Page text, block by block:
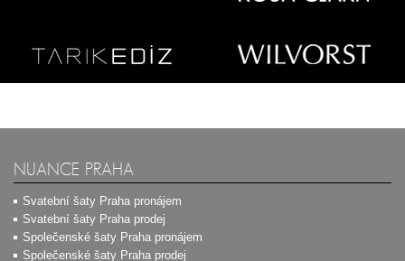
NUANCE PRAHA
Svatební šaty Praha pronájem
Svatební šaty Praha prodej
Společenské šaty Praha pronájem
Společenské šaty Praha prodej